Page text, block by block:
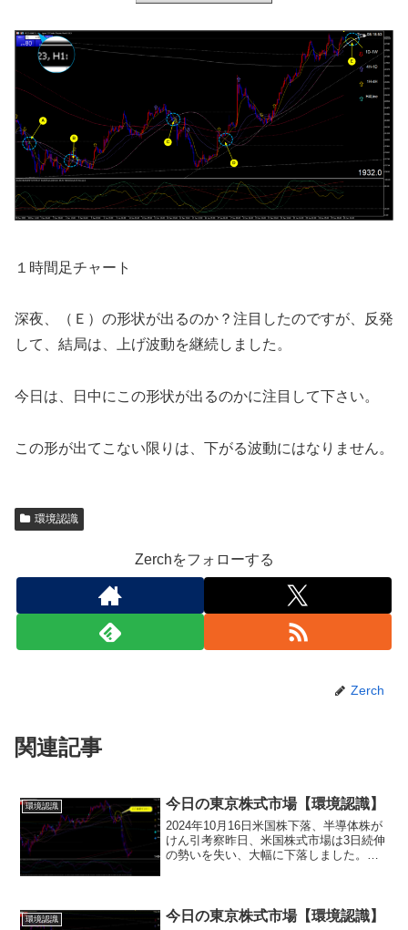
１時間足チャート
深夜、（Ｅ）の形状が出るのか？注目したのですが、反発
して、結局は、上げ波動を継続しました。
今日は、日中にこの形状が出るのかに注目して下さい。
この形が出てこない限りは、下がる波動にはなりません。
環境認識
Zerchをフォローする
Zerch
関連記事
環境認識 今日の東京株式市場【環境認識】
2024年10月16日米国株下落、半導体株が
けん引考察昨日、米国株式市場は3日続伸
の勢いを失い、大幅に下落しました。特
に売り...
環境認識 今日の東京株式市場【環境認識】